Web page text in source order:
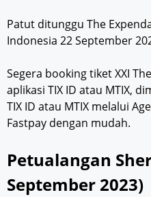
Patut ditunggu The
Indonesia 22 September
Segera booking tiket XXI
aplikasi TIX ID atau MTIX,
TIX ID atau MTIX melalui
Fastpay dengan mudah.
Petualangan
September 2023)